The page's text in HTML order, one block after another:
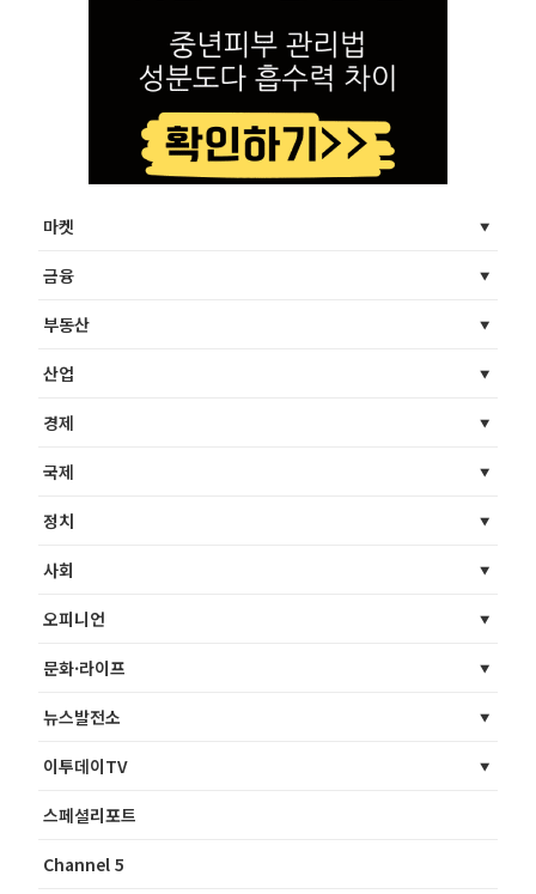
마켓
금융
부동산
산업
경제
국제
정치
사회
오피니언
문화·라이프
뉴스발전소
이투데이TV
스페셜리포트
Channel 5